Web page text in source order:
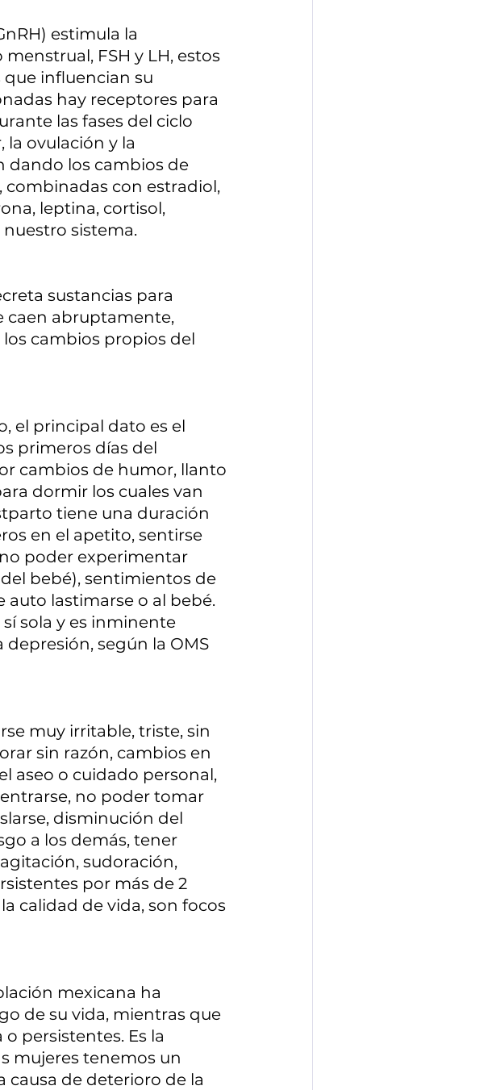
estimula la
FSH y LH, estos
que influencian su
hay receptores para
las fases del ciclo
ovulación y la
dando los cambios de
con estradiol,
leptina, cortisol,
sistema.
sustancias para
caen abruptamente,
cambios propios del
el principal dato es el
primeros días del
cambios de humor, llanto
dormir los cuales van
tiene una duración
en el apetito, sentirse
poder experimentar
bebé), sentimientos de
lastimarse o al bebé.
sola y es inminente
según la OMS
muy irritable, triste, sin
sin razón, cambios en
aseo o cuidado personal,
no poder tomar
disminución del
a los demás, tener
sudoración,
por más de 2
calidad de vida, son focos
mexicana ha
de su vida, mientras que
persistentes. Es la
mujeres tenemos un
causa de deterioro de la